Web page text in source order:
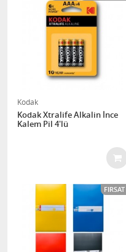
Kodak
Kodak Xtralife Alkalin İnce
Kalem Pil 4'lü
FIRSAT